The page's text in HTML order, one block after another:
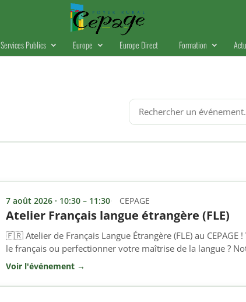
Services Publics Europe Europe Direct Formation
Rechercher
7 août 2026 · 10:30 – 11:30 CEPAGE
Atelier Français langue étrangère (FLE)
🇫🇷 Atelier de Français Langue Étrangère (FLE) au CEPAGE
le français ou perfectionner votre maîtrise de la langue ?
! Cet atelier s’adresse à toutes les personnes non-
Voir l'événement →